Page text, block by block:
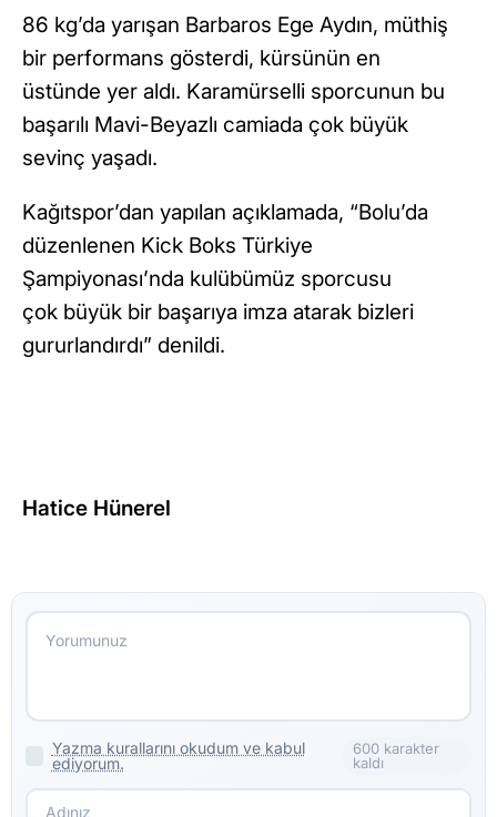
86 kg’da yarışan Barbaros Ege Aydın, müthiş
bir performans gösterdi, kürsünün en
üstünde yer aldı. Karamürselli sporcunun bu
başarılı Mavi-Beyazlı camiada çok büyük
sevinç yaşadı.
Kağıtspor’dan yapılan açıklamada, “Bolu’da
düzenlenen Kick Boks Türkiye
Şampiyonası’nda kulübümüz sporcusu
çok büyük bir başarıya imza atarak bizleri
gururlandırdı” denildi.
Hatice Hünerel
Yazma kurallarını okudum ve kabul
ediyorum.
600 karakter
kaldı